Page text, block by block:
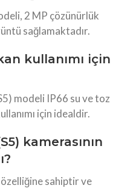
2 MP çözünürlük
sağlamaktadır.
kullanımı için
modeli IP66 su ve toz
için idealdir.
kamerasının
sahiptir ve